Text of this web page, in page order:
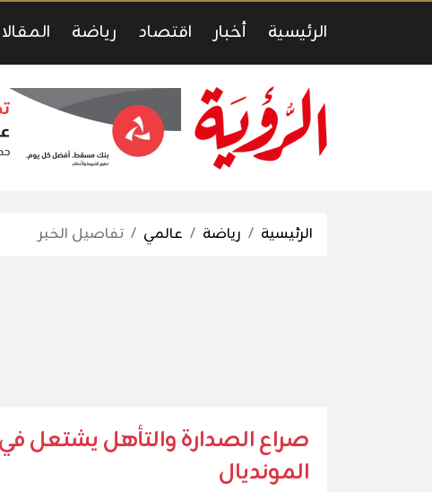
الرئيسية أخبار اقتصاد رياضة
الرئيسية رياضة عالمي تفاصيل الخبر
صراع الصدارة والتأهل يشتعل في
المونديال